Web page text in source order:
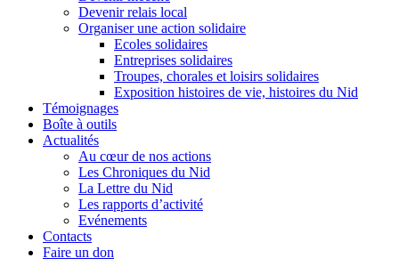
Devenir relais local
Organiser une action solidaire
Ecoles solidaires
Entreprises solidaires
Troupes, chorales et loisirs solidaires
Exposition histoires de vie, histoires du Nid
Témoignages
Boîte à outils
Actualités
Au cœur de nos actions
Les Chroniques du Nid
La Lettre du Nid
Les rapports d’activité
Evénements
Contacts
Faire un don